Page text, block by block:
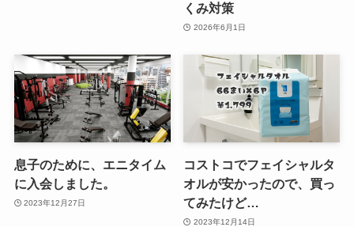
くみ対策
2026年6月1日
息子のために、エニタイム
に入会しました。
2023年12月27日
コストコでフェイシャルタ
オルが安かったので、買っ
てみたけど…
2023年12月14日